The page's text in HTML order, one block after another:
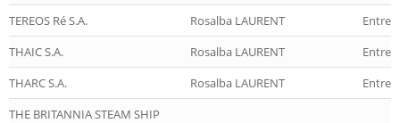
TEREOS Ré S.A.
Rosalba LAURENT
THAIC S.A.
Rosalba LAURENT
THARC S.A.
Rosalba LAURENT
THE BRITANNIA STEAM SHIP